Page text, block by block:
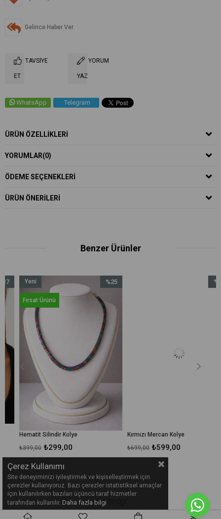
Gelince Haber Ver
TAVSIYE
ET
YORUM
YAZ
WhatsApp Telegram
ÜRÜN ÖZELLIKLERI
YORUMLAR(0)
ÖDEME SEÇENEKLERI
ÜRÜN ÖNERILERI
Benzer Ürünler
Hematit Silindir Kolye
₺299,00
₺399,00
%25
İndirim
%25İndirim
Yeni
Ürün
Fırsat Ürünü
Kırmızı Mercan Kolye
₺599,00
₺699,00
%14
Çerez Kullanımı
Site deneyiminizi iyileştirmek ve kişiselleştirmek için
çerezler kullanıyoruz. Bazı çerezler istatistiksel amaçlar
için kullanılırken bazıları üçüncü taraf hizmetler
tarafından kullanılır. Daha fazla bilgi